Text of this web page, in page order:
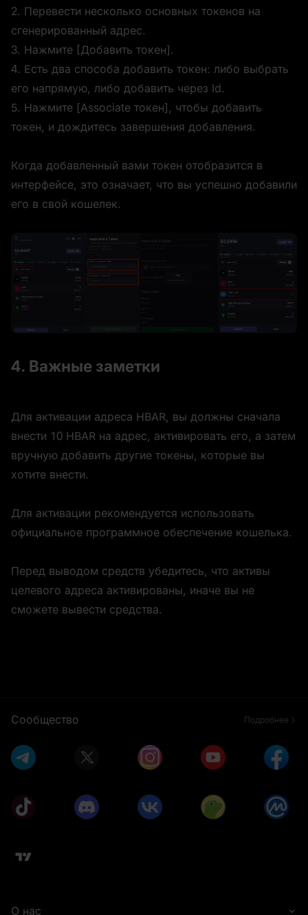
2. Перевести несколько основных токенов на
сгенерированный адрес.
3. Нажмите [Добавить токен].
4. Есть два способа добавить токен: либо выбрать
его напрямую, либо добавить через Id.
5. Нажмите [Associate токен], чтобы добавить
токен, и дождитесь завершения добавления.
Когда добавленный вами токен отобразится в
интерфейсе, это означает, что вы успешно добавили
его в свой кошелек.
4. Важные заметки
Для активации адреса HBAR, вы должны сначала
внести 10 HBAR на адрес, активировать его, а затем
вручную добавить другие токены, которые вы
хотите внести.
Для активации рекомендуется использовать
официальное программное обеспечение кошелька.
Перед выводом средств убедитесь, что активы
целевого адреса активированы, иначе вы не
сможете вывести средства.
Сообщество Подробнее
О нас